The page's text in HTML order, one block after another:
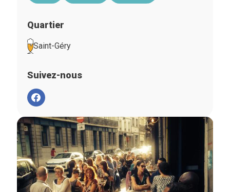
Quartier
Saint-Géry
Suivez-nous